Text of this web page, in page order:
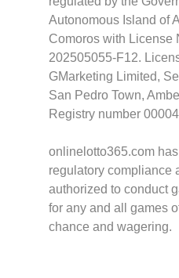
Autonomous Island of
Comoros with License
202505055-F12.
GMarketing Limited,
San Pedro Town,
Registry number
onlinelotto365.com has
regulatory compliance
authorized to conduct
for any and all games
chance and wagering.